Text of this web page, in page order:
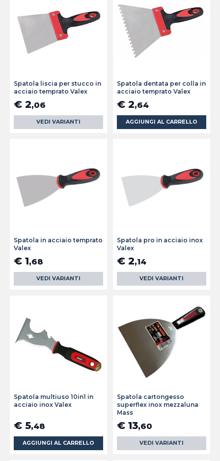
Spatola liscia per stucco in
acciaio temprato Valex
€ 2,06
VEDI VARIANTI
Spatola dentata per colla in
acciaio temprato Valex
€ 2,64
AGGIUNGI AL CARRELLO
Spatola in acciaio temprato
Valex
€ 1,68
VEDI VARIANTI
Spatola pro in acciaio inox
Valex
€ 2,14
VEDI VARIANTI
Spatola multiuso 10in1 in
acciaio inox Valex
€ 5,48
AGGIUNGI AL CARRELLO
Spatola cartongesso
superflex inox mezzaluna
Mass
€ 13,60
VEDI VARIANTI